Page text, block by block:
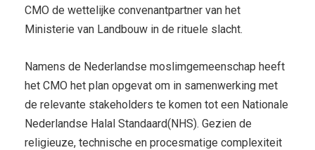
CMO de wettelijke convenantpartner van het
Ministerie van Landbouw in de rituele slacht.
Namens de Nederlandse moslimgemeenschap heeft
het CMO het plan opgevat om in samenwerking met
de relevante stakeholders te komen tot een Nationale
Nederlandse Halal Standaard(NHS). Gezien de
religieuze, technische en procesmatige complexiteit